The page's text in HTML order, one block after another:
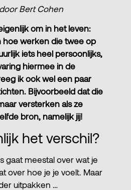
Bert Cohen
om in het leven:
hoe werken die twee op
iets heel persoonlijks,
hiermee in de
ik ook wel een paar
Bijvoorbeeld dat die
versterken als ze
bron, namelijk jij!
het verschil?
gaat meestal over wat je
over hoe je je voelt. Maar
uitpakken …